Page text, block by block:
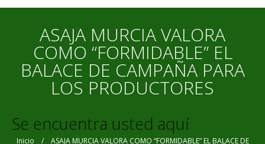
ASAJA MURCIA VALORA
COMO “FORMIDABLE” EL
BALACE DE CAMPAÑA PARA
LOS PRODUCTORES
Se encuentra usted aquí
Inicio / ASAJA MURCIA VALORA COMO “FORMIDABLE” EL BALACE DE